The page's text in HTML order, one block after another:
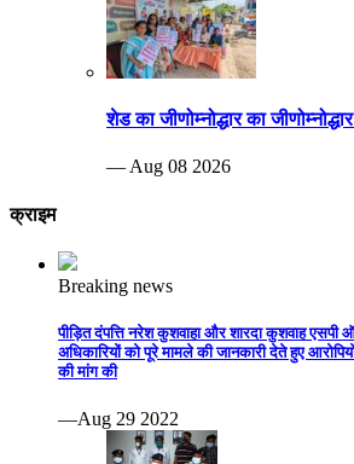
शेड का जीणोम्नोद्धार का
— Aug 08 2026
क्राइम
Breaking news
पीड़ित दंपत्ति नरेश कुशवाहा और शारदा कुशवाह
अधिकारियों को पूरे मामले की जानकारी देते हुए
की मांग की
—Aug 29 2022